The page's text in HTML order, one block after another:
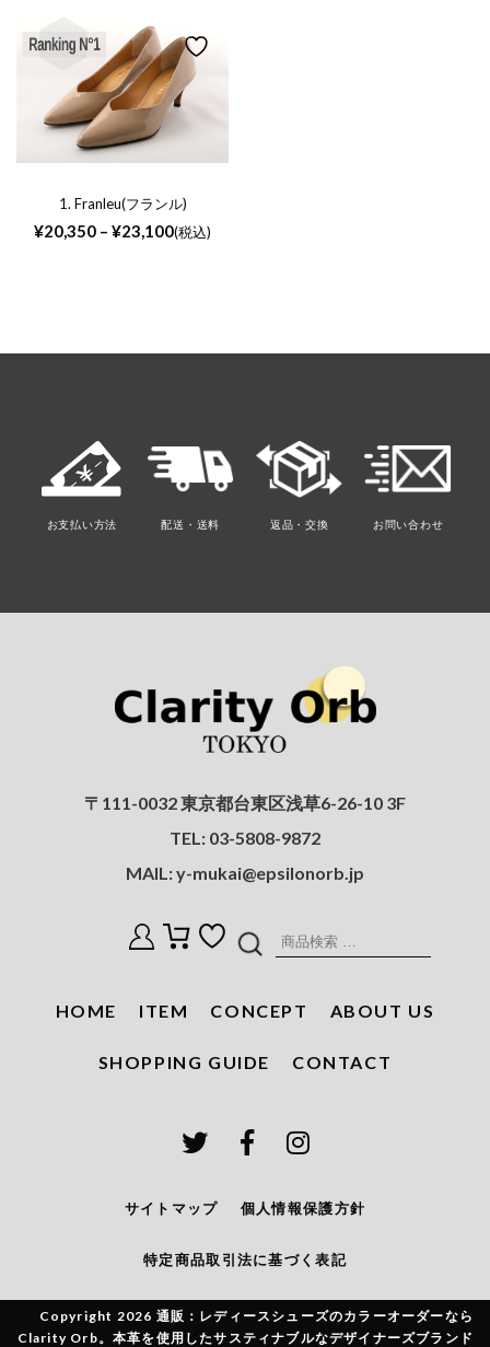
1. Franleu(フランル)
¥20,350 –¥23,100価
(税込)
お支払い方法 配送・送料 返品・交換 お問い合わせ
〒111-0032 東京都台東区浅草6-26-10 3F
TEL: 03-5808-9872
MAIL:y-mukai@epsilonorb.jp
検
HOME ITEM CONCEPT ABOUT US
SHOPPING GUIDE CONTACT
サイトマップ 個人情報保護方針
特定商品取引法に基づく表記
Copyright 2026 通販：レディースシューズのカラーオーダーなら
Clarity Orb。本革を使用したサスティナブルなデザイナーズブランド